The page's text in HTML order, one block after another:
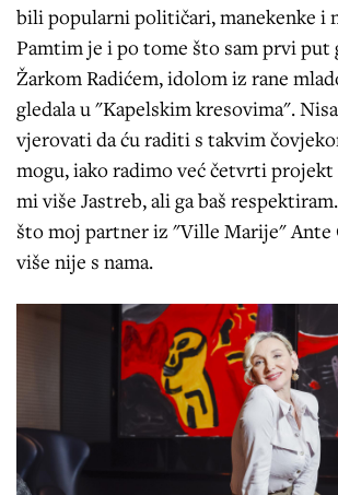
bili popularni političari, manekenke i
Pamtim je i po tome što sam prvi put
Žarkom Radićem, idolom iz rane
gledala u "Kapelskim kresovima".
vjerovati da ću raditi s takvim
mogu, iako radimo već četvrti
mi više Jastreb, ali ga baš
što moj partner iz "Ville Marije"
više nije s nama.